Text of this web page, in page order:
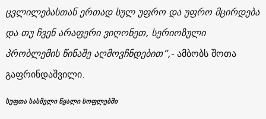
ცვლილებასთან ერთად სულ უფრო და უფრო მცირდება
და თუ ჩვენ არაფერი ვიღონეთ, სერიოზული
პრობლემის წინაშე აღმოვჩნდებით”,-ამბობს შოთა
გაფრინდაშვილი.
სუფთა სასმელი წყალი სოფლებში